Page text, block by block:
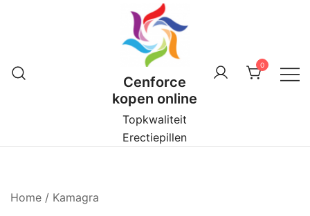
Cenforce
kopen online
Topkwaliteit
Erectiepillen
0
Home / Kamagra